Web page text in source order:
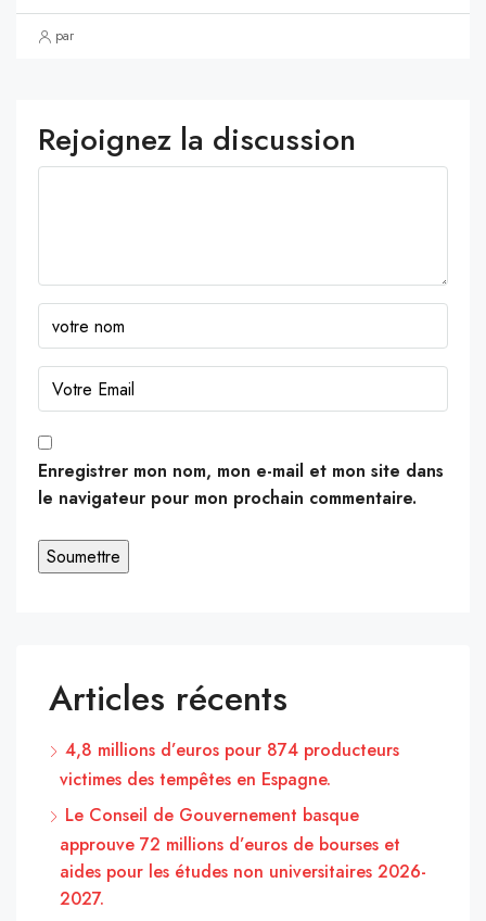
par
Rejoignez la discussion
Enregistrer mon nom, mon e-mail et mon site dans
le navigateur pour mon prochain commentaire.
Articles récents
4,8 millions d’euros pour 874 producteurs
victimes des tempêtes en Espagne.
Le Conseil de Gouvernement basque
approuve 72 millions d’euros de bourses et
aides pour les études non universitaires 2026-
2027.